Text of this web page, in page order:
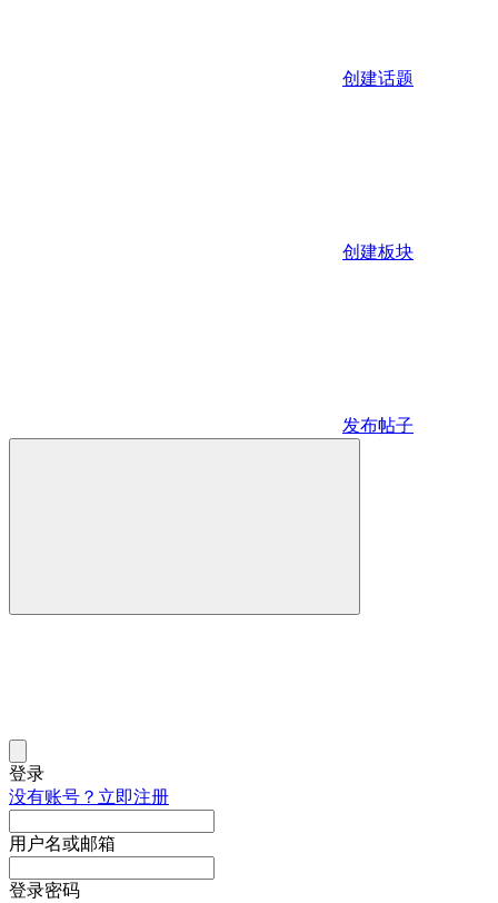
创建话题
创建板块
发布帖子
登录
没有账号？立即注册
用户名或邮箱
登录密码